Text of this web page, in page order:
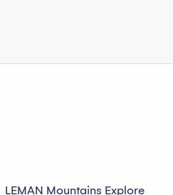
LEMAN Mountains Explore